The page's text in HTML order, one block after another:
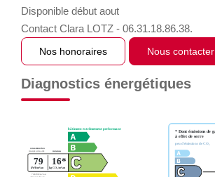
Disponible début aout
Contact Clara LOTZ - 06.31.18.86.38.
Nos honoraires Nous contacter
Diagnostics énergétiques